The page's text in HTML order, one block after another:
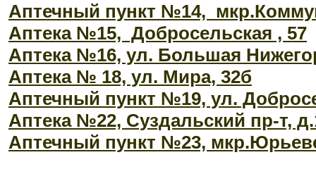
Аптечный пункт №14,
Аптека №15, Добросельская , 57
Аптека №16, ул. Большая
Аптека № 18, ул. Мира, 32б
Аптечный пункт №19, ул.
Аптека №22, Суздальский пр-т,
Аптечный пункт №23,